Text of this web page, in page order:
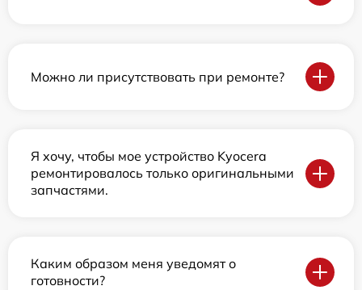
Можно ли присутствовать при ремонте?
Я хочу, чтобы мое устройство Kyocera
ремонтировалось только оригинальными
запчастями.
Каким образом меня уведомят о
готовности?